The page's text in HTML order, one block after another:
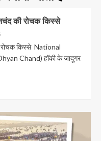
की रोचक किस्से
किस्से National
Chand) हॉकी के जादूगर